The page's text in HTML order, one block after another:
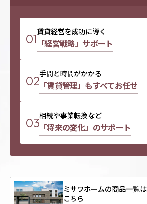
01賃貸経営を成功に導く
「経営戦略」サポート
02手間と時間がかかる
「賃貸管理」もすべてお任せ
03相続や事業転換など
「将来の変化」のサポート
ミサワホームの商品一覧は
こちら